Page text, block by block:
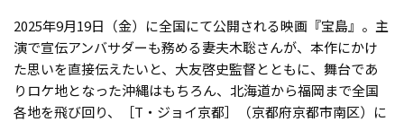
2025年9月19日（金）に全国にて公開される映画『宝島』。主
演で宣伝アンバサダーも務める妻夫木聡さんが、本作にかけ
た思いを直接伝えたいと、大友啓史監督とともに、舞台であ
りロケ地となった沖縄はもちろん、北海道から福岡まで全国
各地を飛び回り、［T・ジョイ京都］（京都府京都市南区）に